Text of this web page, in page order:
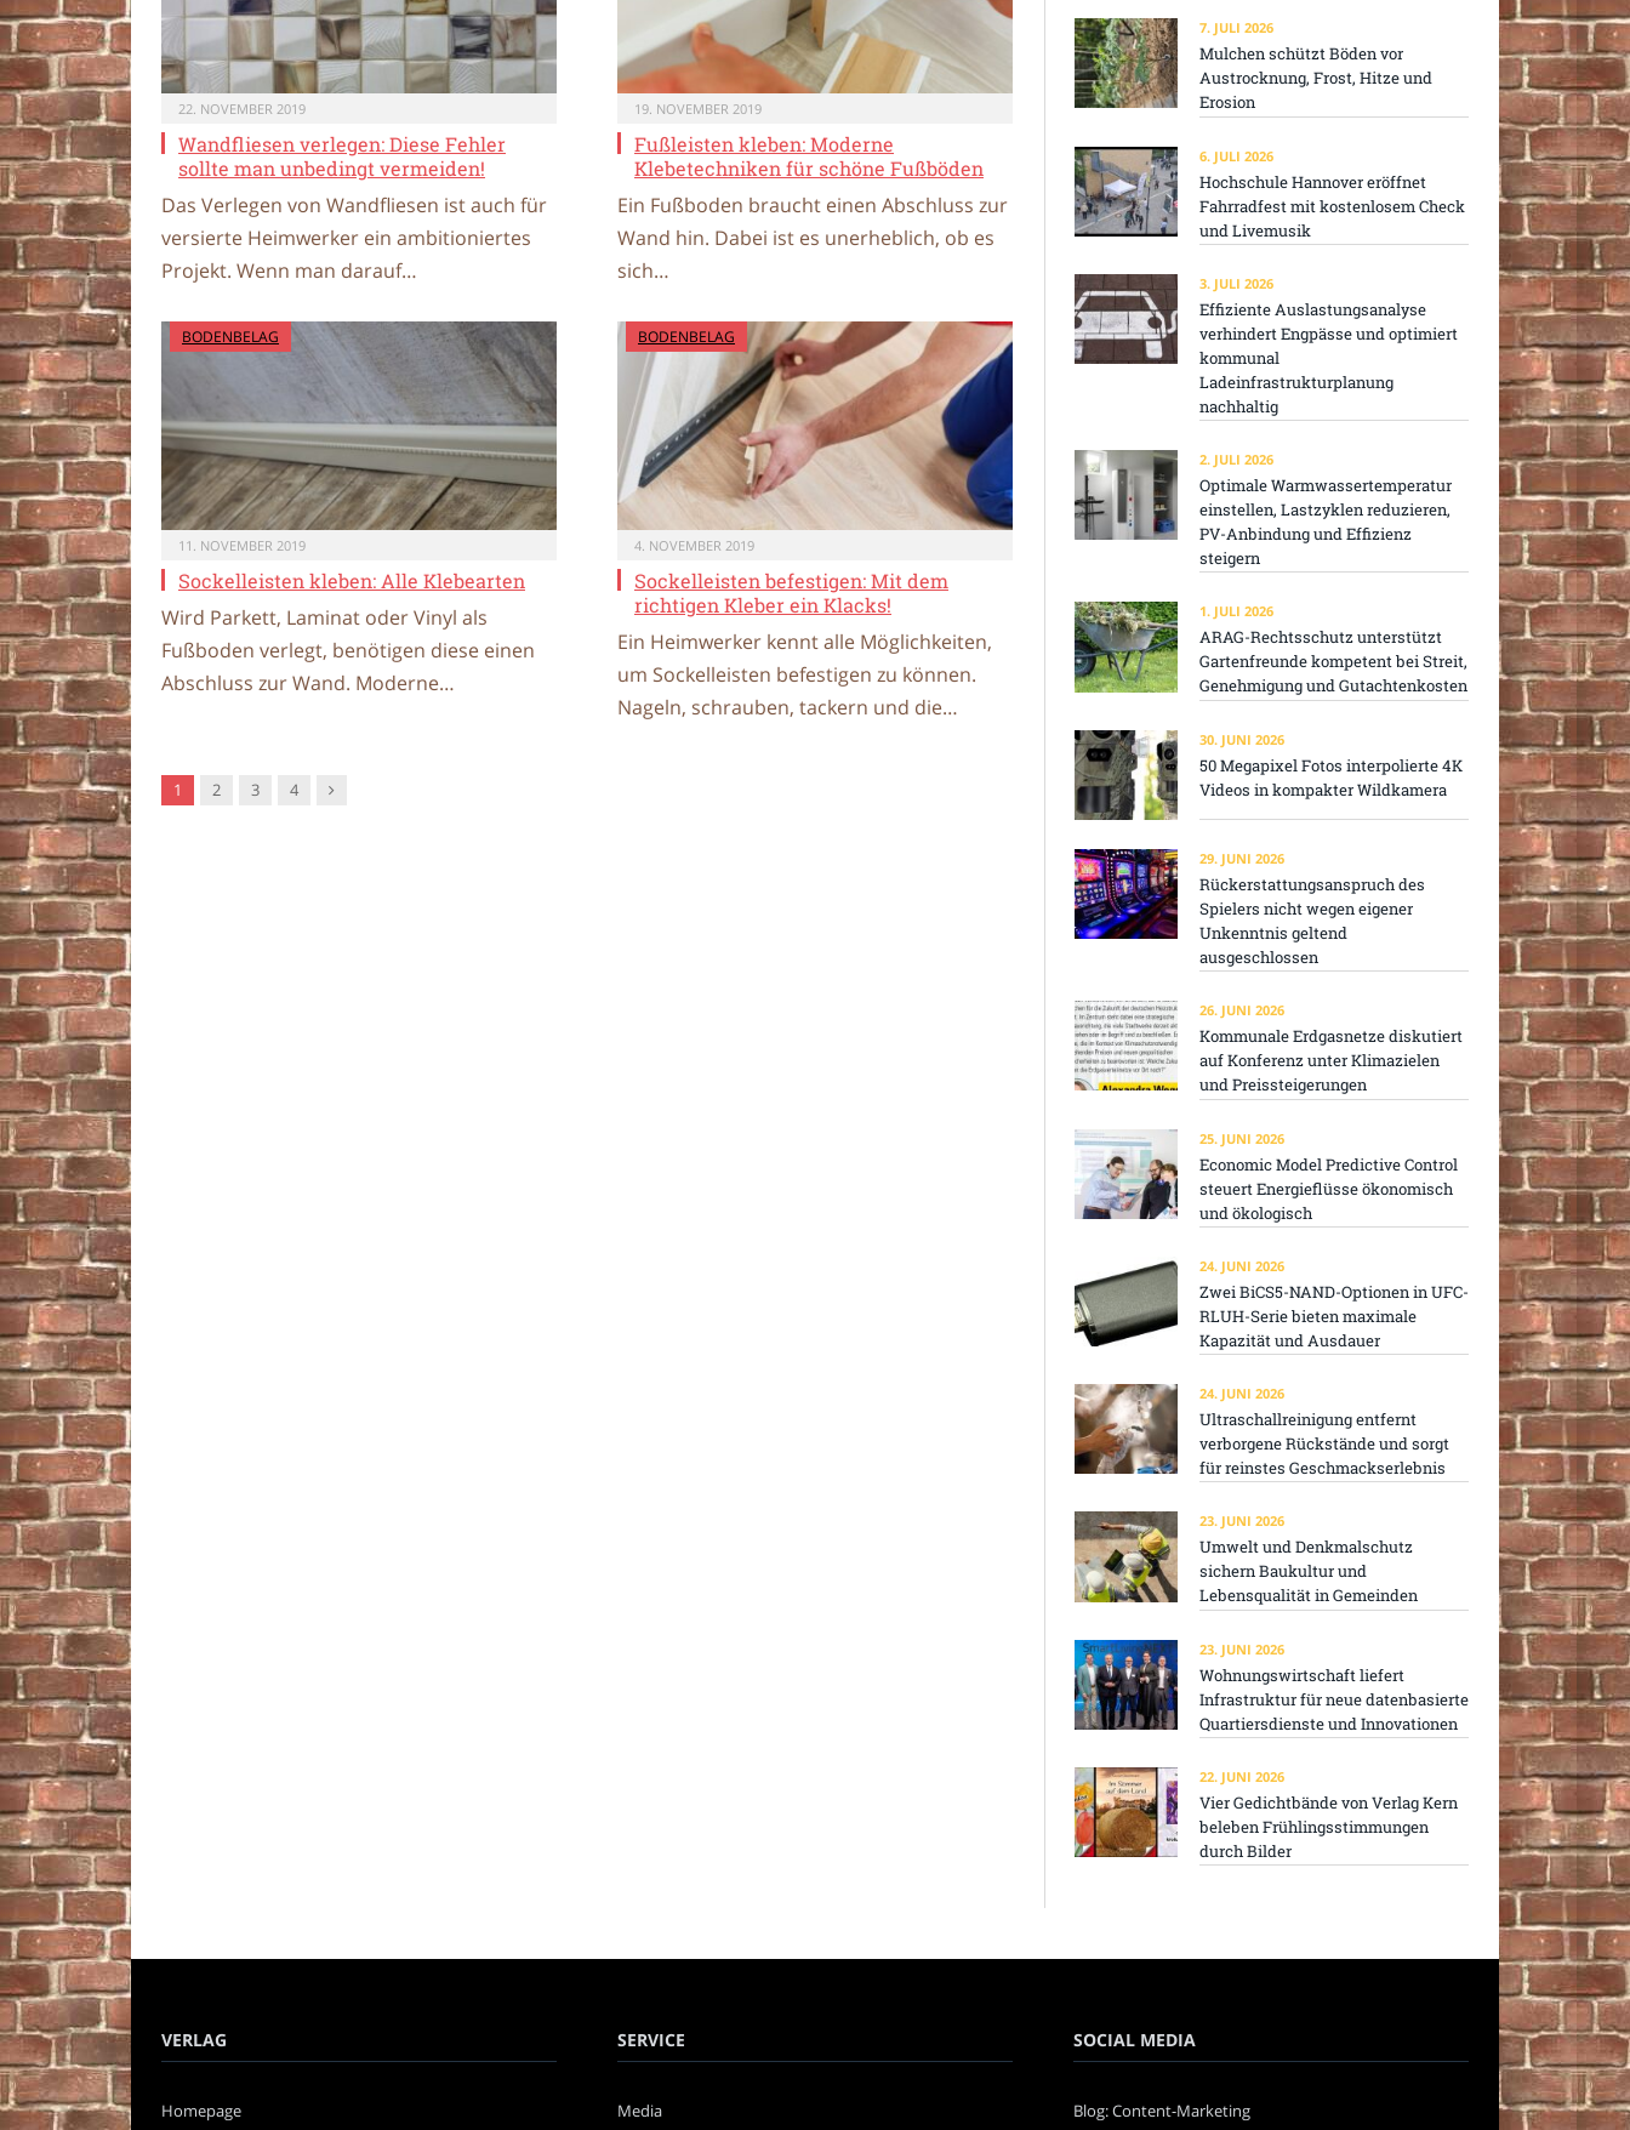
22. NOVEMBER 2019
Wandfliesen verlegen: Diese Fehler
sollte man unbedingt vermeiden!
Das Verlegen von Wandfliesen ist auch für
versierte Heimwerker ein ambitioniertes
Projekt. Wenn man darauf…
19. NOVEMBER 2019
Fußleisten kleben: Moderne
Klebetechniken für schöne Fußböden
Ein Fußboden braucht einen Abschluss zur
Wand hin. Dabei ist es unerheblich, ob es
sich…
BODENBELAG
11. NOVEMBER 2019
Sockelleisten kleben: Alle Klebearten
Wird Parkett, Laminat oder Vinyl als
Fußboden verlegt, benötigen diese einen
Abschluss zur Wand. Moderne…
BODENBELAG
4. NOVEMBER 2019
Sockelleisten befestigen: Mit dem
richtigen Kleber ein Klacks!
Ein Heimwerker kennt alle Möglichkeiten,
um Sockelleisten befestigen zu können.
Nageln, schrauben, tackern und die…
1 2 3 4 Nachfolger
7. JULI 2026
Mulchen schützt Böden vor
Austrocknung, Frost, Hitze und
Erosion
6. JULI 2026
Hochschule Hannover eröffnet
Fahrradfest mit kostenlosem Check
und Livemusik
3. JULI 2026
Effiziente Auslastungsanalyse
verhindert Engpässe und optimiert
kommunal
Ladeinfrastrukturplanung
nachhaltig
2. JULI 2026
Optimale Warmwassertemperatur
einstellen, Lastzyklen reduzieren,
PV-Anbindung und Effizienz
steigern
1. JULI 2026
ARAG-Rechtsschutz unterstützt
Gartenfreunde kompetent bei Streit,
Genehmigung und Gutachtenkosten
30. JUNI 2026
50 Megapixel Fotos interpolierte 4K
Videos in kompakter Wildkamera
29. JUNI 2026
Rückerstattungsanspruch des
Spielers nicht wegen eigener
Unkenntnis geltend
ausgeschlossen
26. JUNI 2026
Kommunale Erdgasnetze diskutiert
auf Konferenz unter Klimazielen
und Preissteigerungen
25. JUNI 2026
Economic Model Predictive Control
steuert Energieflüsse ökonomisch
und ökologisch
24. JUNI 2026
Zwei BiCS5-NAND-Optionen in UFC-
RLUH-Serie bieten maximale
Kapazität und Ausdauer
24. JUNI 2026
Ultraschallreinigung entfernt
verborgene Rückstände und sorgt
für reinstes Geschmackserlebnis
23. JUNI 2026
Umwelt und Denkmalschutz
sichern Baukultur und
Lebensqualität in Gemeinden
23. JUNI 2026
Wohnungswirtschaft liefert
Infrastruktur für neue datenbasierte
Quartiersdienste und Innovationen
22. JUNI 2026
Vier Gedichtbände von Verlag Kern
beleben Frühlingsstimmungen
durch Bilder
VERLAG
Homepage
SERVICE
Media
SOCIAL MEDIA
Blog: Content-Marketing